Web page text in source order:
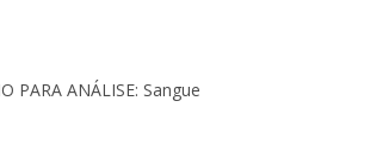
PARA ANÁLISE: Sangue